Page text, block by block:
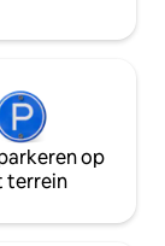
op
terrein